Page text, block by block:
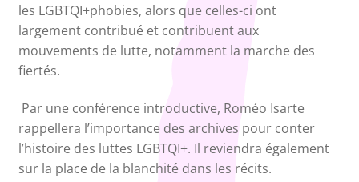
les LGBTQI+phobies, alors que celles-ci ont
largement contribué et contribuent aux
mouvements de lutte, notamment la marche des
fiertés.
Par une conférence introductive, Roméo Isarte
rappellera l’importance des archives pour conter
l’histoire des luttes LGBTQI+. Il reviendra également
sur la place de la blanchité dans les récits.